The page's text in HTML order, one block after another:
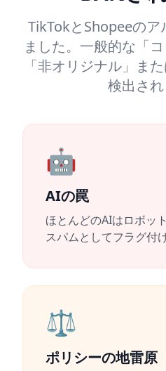
TikTokとShopeeのア
ました。一般的な「
「非オリジナル」ま
検出され
🤖
AIの罠
ほとんどのAIはロボッ
スパムとしてフラグ付
⚖️
ポリシーの地雷原